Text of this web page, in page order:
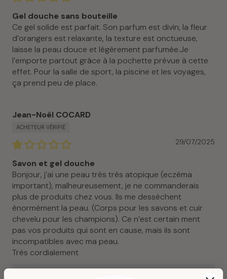
Gel douche sans bouteille
Ce gel solide est parfait. Son parfum est divin, la fleur
d’orangers est relaxante, la texture est onctueuse,
laisse la peau douce et légèrement parfumée.Je
l’emporte partout grâce à la pochette prévue à cette
effet. Pour la salle de sport, la piscine et les voyages,
ça prend peu de place.
Jean-Noël COCARD
29/07/2025
Savon et gel douche
Bonjour, j’ai une peau très très atopique (eczéma
important), malheureusement, je ne commanderais
plus de produits chez vous. Ils me dessèchent
énormément la peau. (Corps pour les savons et cuir
chevelu pour les champions). Ce n’est certain ment
pas vos produits qui sont en cause, mais ils sont
incompatibles avec ma peau.
Trés cordialement